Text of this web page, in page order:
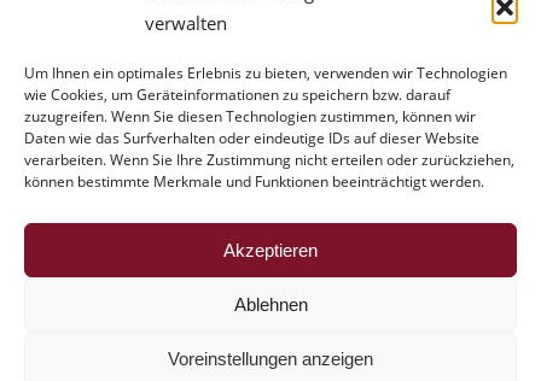
verwalten
Um Ihnen ein optimales Erlebnis zu bieten, verwenden wir Technologien
wie Cookies, um Geräteinformationen zu speichern bzw. darauf
zuzugreifen. Wenn Sie diesen Technologien zustimmen, können wir
Daten wie das Surfverhalten oder eindeutige IDs auf dieser Website
verarbeiten. Wenn Sie Ihre Zustimmung nicht erteilen oder zurückziehen,
können bestimmte Merkmale und Funktionen beeinträchtigt werden.
Akzeptieren
Ablehnen
Voreinstellungen anzeigen
Der Trouble mit der Vollmacht